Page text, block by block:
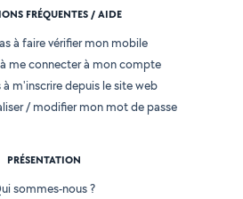
FRÉQUENTES / AIDE
à faire vérifier mon mobile
à me connecter à mon compte
à m'inscrire depuis le site web
/ modifier mon mot de passe
PRÉSENTATION
sommes-nous ?